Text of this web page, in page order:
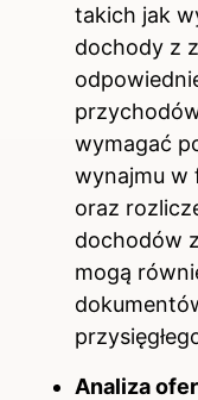
takich jak
dochody z
wymagać
wynajmu w
oraz
dochodów
mogą
Analiza